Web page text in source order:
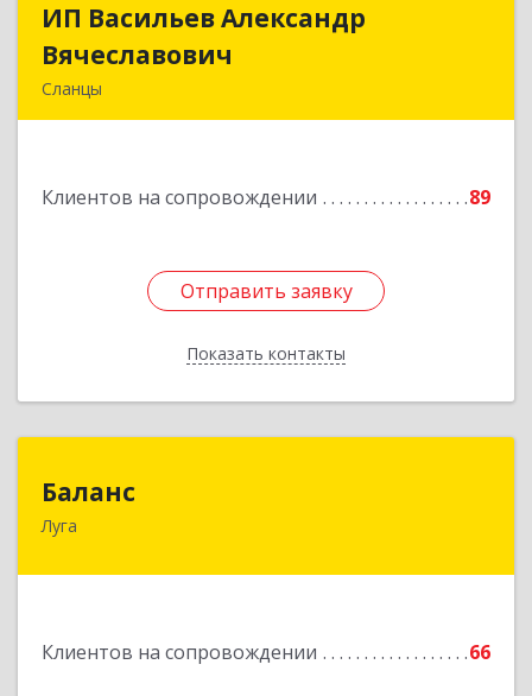
ИП Васильев Александр
Вячеславович
Сланцы
Клиентов на сопровождении 89
Отправить заявку
Показать контакты
ИП Васильев Александр
Подробнее
Отправить заявку
Назад
Баланс
Луга
Клиентов на сопровождении 66
188230, Ленинградская обл, Луга г, Урицкого